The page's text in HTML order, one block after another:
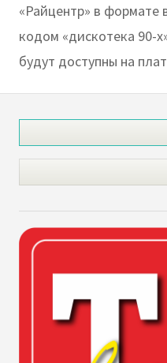
«Райцентр» в формате
кодом «дискотека 90-
будут доступны на